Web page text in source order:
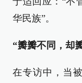
华民族”。
“瓣瓣不同，却
在专访中，当